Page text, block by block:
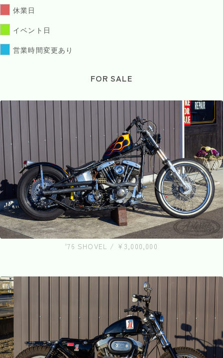
休業日
イベント日
営業時間変更あり
FOR SALE
'76 SHOVEL / ¥3,000,000